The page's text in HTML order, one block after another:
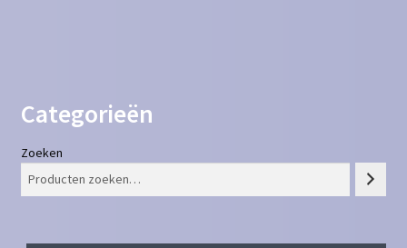
Categorieën
Zoeken